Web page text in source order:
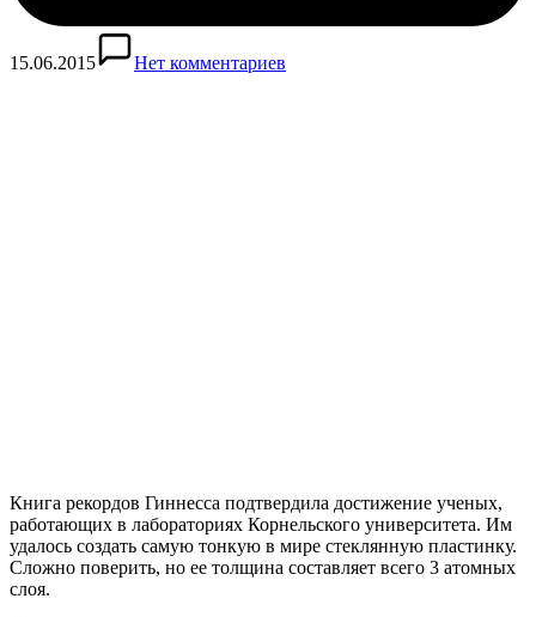
15.06.2015 Нет комментариев
Книга рекордов Гиннесса подтвердила достижение ученых,
работающих в лабораториях Корнельского университета. Им
удалось создать самую тонкую в мире стеклянную пластинку.
Сложно поверить, но ее толщина составляет всего 3 атомных
слоя.